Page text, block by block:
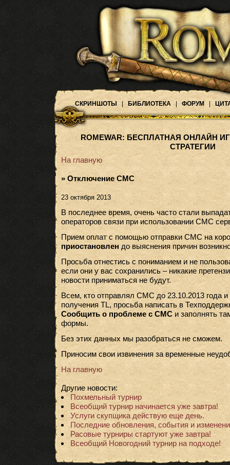
СКРИНШОТЫ БИБЛИОТЕКА ФОРУМ
ROMEWAR: БЕСПЛАТНАЯ ОНЛАЙН
СТРАТЕГИИ
На главную
» Отключение СМС
23 октября 2013
В последнее время, очень часто стали
операторов связи при использовании СМС
Прием оплат с помощью отправки СМС на
приостановлен до выяснения причин
Просьба отнестись с пониманием и не
если они у вас сохранились – никакие
новости приниматься не будут.
Всем, кто отправлял СМС до 23.10.2013 года
получения TL, просьба написать в
Сообщить о проблеме с СМСи заполнять
формы.
Без этих данных мы разобраться не сможем.
Приносим свои извинения за временные
На главную
Другие новости:
Похмельный турнир
Всеобщий турнир начинается уже завтра!
Услуги скупщика действую еще день.
Последние обновления, события и
Расовые турниры стартуют уже завтра!
Всеобщий Новогодний турнир на подходе!